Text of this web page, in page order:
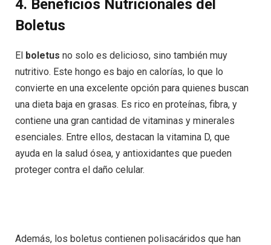
4. Beneficios Nutricionales del
Boletus
El boletus no solo es delicioso, sino también muy
nutritivo. Este hongo es bajo en calorías, lo que lo
convierte en una excelente opción para quienes buscan
una dieta baja en grasas. Es rico en proteínas, fibra, y
contiene una gran cantidad de vitaminas y minerales
esenciales. Entre ellos, destacan la vitamina D, que
ayuda en la salud ósea, y antioxidantes que pueden
proteger contra el daño celular.
Además, los boletus contienen polisacáridos que han